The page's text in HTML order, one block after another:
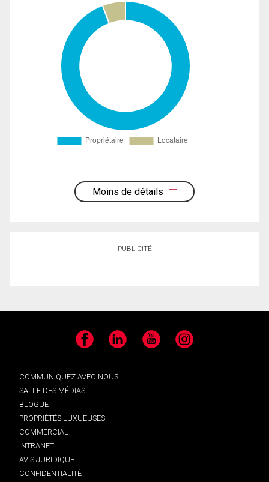
Moins de détails
PUBLICITÉ
Facebook LinkedIn YouTube Instagram
COMMUNIQUEZ AVEC NOUS
SALLE DES MÉDIAS
BLOGUE
PROPRIÉTÉS LUXUEUSES
COMMERCIAL
INTRANET
AVIS JURIDIQUE
CONFIDENTIALITÉ